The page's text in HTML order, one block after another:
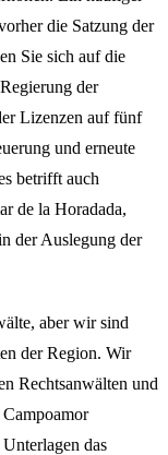
die Satzung der
Sie sich auf die
der
Lizenzen auf fünf
und erneute
betrifft auch
de la Horadada,
der Auslegung der
aber wir sind
der Region. Wir
Rechtsanwälten und
das